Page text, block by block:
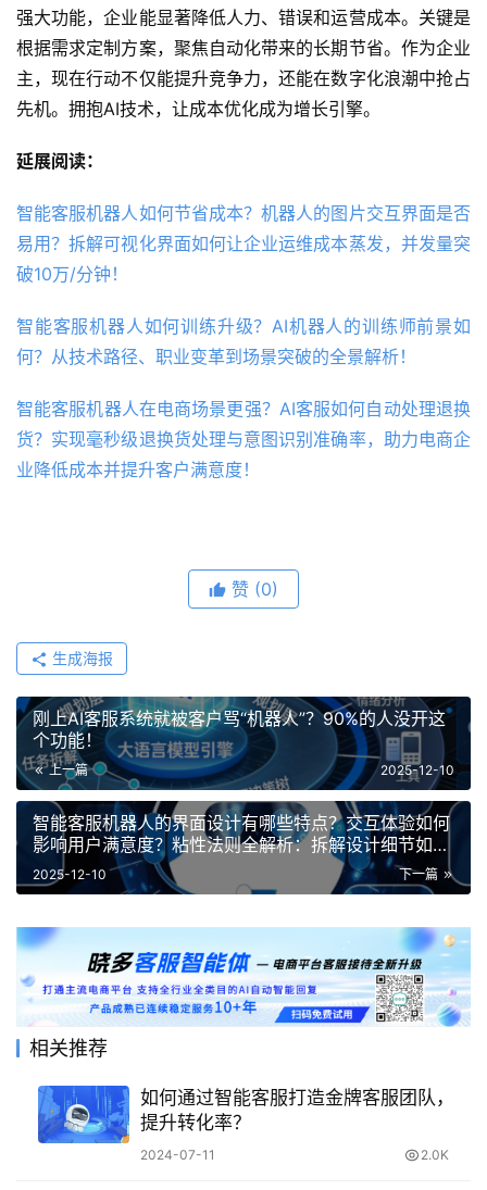
强大功能，企业能显著降低人力、错误和运营成本。关键是
根据需求定制方案，聚焦自动化带来的长期节省。作为企业
主，现在行动不仅能提升竞争力，还能在数字化浪潮中抢占
先机。拥抱AI技术，让成本优化成为增长引擎。
延展阅读：
智能客服机器人如何节省成本？机器人的图片交互界面是否
易用？拆解可视化界面如何让企业运维成本蒸发，并发量突
破10万/分钟！
智能客服机器人如何训练升级？AI机器人的训练师前景如
何？从技术路径、职业变革到场景突破的全景解析！
智能客服机器人在电商场景更强？AI客服如何自动处理退换
货？实现毫秒级退换货处理与意图识别准确率，助力电商企
业降低成本并提升客户满意度！
赞 (0)
生成海报
刚上AI客服系统就被客户骂“机器人”？90%的人没开这
个功能！
上一篇 2025-12-10
智能客服机器人的界面设计有哪些特点？交互体验如何
影响用户满意度？粘性法则全解析：拆解设计细节如何
将用户需求转化为深度认同
下一篇
2025-12-10
相关推荐
如何通过智能客服打造金牌客服团队，
提升转化率？
2024-07-11 2.0K